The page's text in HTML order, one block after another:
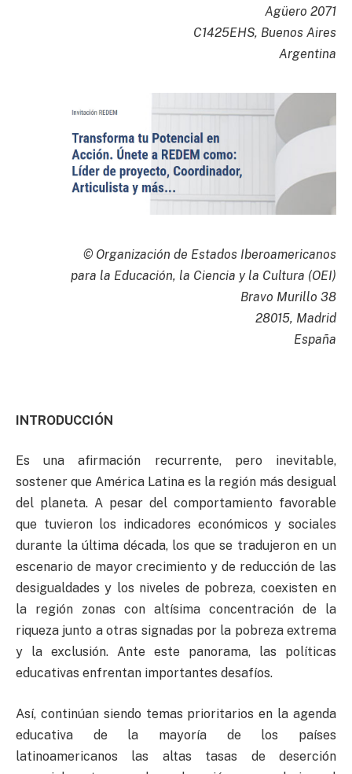
Agüero 2071
C1425EHS, Buenos Aires
Argentina
© Organización de Estados Iberoamericanos
para la Educación, la Ciencia y la Cultura (OEI)
Bravo Murillo 38
28015, Madrid
España
INTRODUCCIÓN
Es una afirmación recurrente, pero inevitable,
sostener que América Latina es la región más desigual
del planeta. A pesar del comportamiento favorable
que tuvieron los indicadores económicos y sociales
durante la última década, los que se tradujeron en un
escenario de mayor crecimiento y de reducción de las
desigualdades y los niveles de pobreza, coexisten en
la región zonas con altísima concentración de la
riqueza junto a otras signadas por la pobreza extrema
y la exclusión. Ante este panorama, las políticas
educativas enfrentan importantes desafíos.
Así, continúan siendo temas prioritarios en la agenda
educativa de la mayoría de los países
latinoamericanos las altas tasas de deserción